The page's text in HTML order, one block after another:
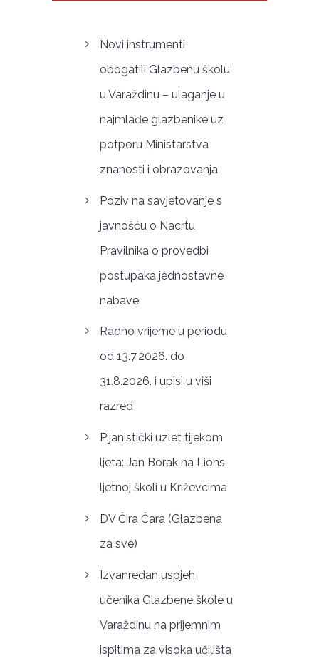
Novi instrumenti
obogatili Glazbenu školu
u Varaždinu – ulaganje u
najmlađe glazbenike uz
potporu Ministarstva
znanosti i obrazovanja
Poziv na savjetovanje s
javnošću o Nacrtu
Pravilnika o provedbi
postupaka jednostavne
nabave
Radno vrijeme u periodu
od 13.7.2026. do
31.8.2026. i upisi u viši
razred
Pijanistički uzlet tijekom
ljeta: Jan Borak na Lions
ljetnoj školi u Križevcima
DV Čira Čara (Glazbena
za sve)
Izvanredan uspjeh
učenika Glazbene škole u
Varaždinu na prijemnim
ispitima za visoka učilišta